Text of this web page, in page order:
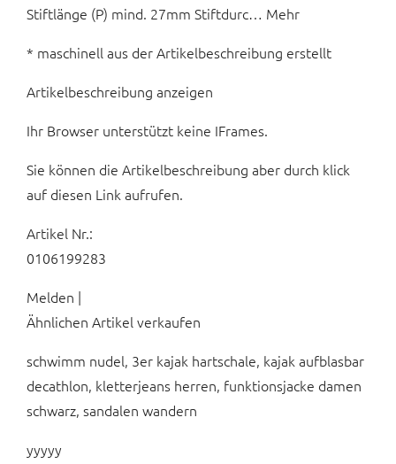
Stiftlänge (P) mind. 27mm Stiftdurc… Mehr
* maschinell aus der Artikelbeschreibung erstellt
Artikelbeschreibung anzeigen
Ihr Browser unterstützt keine IFrames.
Sie können die Artikelbeschreibung aber durch klick
auf diesen Link aufrufen.
Artikel Nr.:
0106199283
Melden |
Ähnlichen Artikel verkaufen
schwimm nudel, 3er kajak hartschale, kajak aufblasbar
decathlon, kletterjeans herren, funktionsjacke damen
schwarz, sandalen wandern
yyyyy